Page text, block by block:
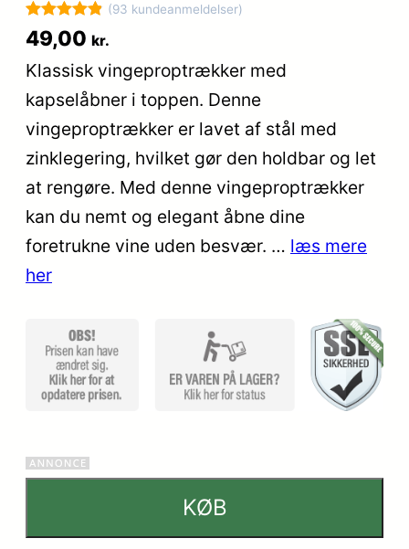
Bedømt
som
ud af 5
baseret på
93
kundebedøm
melser
(93 kundeanmeldelser)
49,00 kr.
Klassisk vingeproptrækker med
kapselåbner i toppen. Denne
vingeproptrækker er lavet af stål med
zinklegering, hvilket gør den holdbar og let
at rengøre. Med denne vingeproptrækker
kan du nemt og elegant åbne dine
foretrukne vine uden besvær. … læs mere
her
KØB